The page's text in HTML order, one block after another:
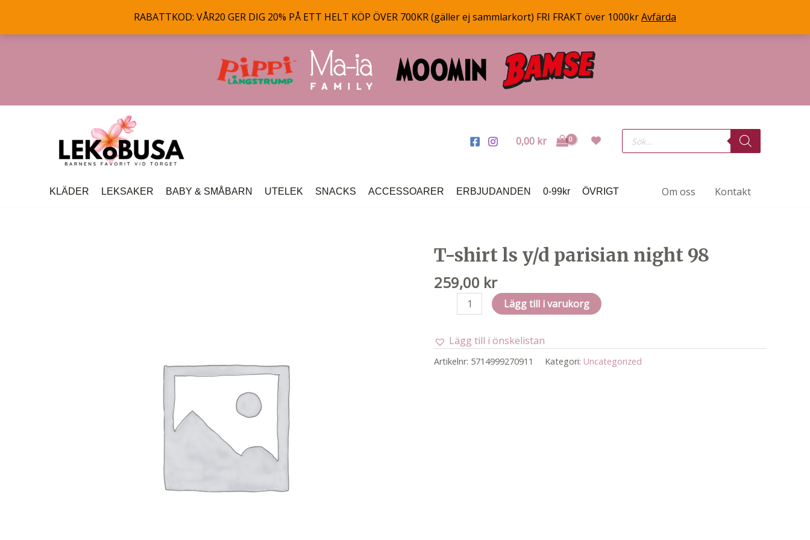
RABATTKOD: VÅR20 GER DIG 20% PÅ ETT HELT KÖP ÖVER 700KR (gäller ej sammlarkort) FRI FRAKT över 1000krAvfärda
0,00 kr
Products
search
KLÄDER LEKSAKER BABY & SMÅBARN UTELEK SNACKS ACCESSOARER ERBJUDANDEN 0-99kr ÖVRIGT Om oss Kontakt
T-shirt ls y/d parisian night 98
259,00 kr
y/d
parisian
Lägg till i varukorg
Lägg till i önskelistan
Artikelnr: 5714999270911 Kategori: Uncategorized